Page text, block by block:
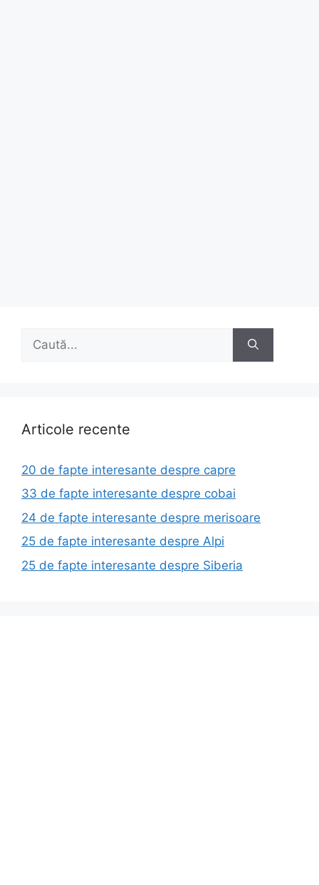
după:
Articole recente
20 de fapte interesante despre capre
33 de fapte interesante despre cobai
24 de fapte interesante despre merisoare
25 de fapte interesante despre Alpi
25 de fapte interesante despre Siberia